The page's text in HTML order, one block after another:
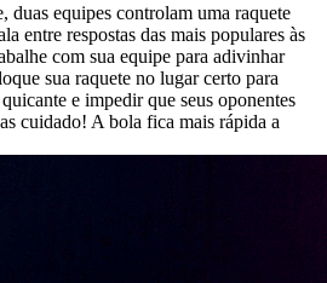
duas equipes controlam uma raquete
entre respostas das mais populares às
com sua equipe para adivinhar
sua raquete no lugar certo para
e impedir que seus oponentes
cuidado! A bola fica mais rápida a